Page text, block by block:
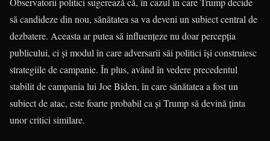
să candideze din nou, sănătatea sa va deveni un subiect central de
dezbatere. Aceasta ar putea să influențeze nu doar percepția
publicului, ci și modul în care adversarii săi politici își construiesc
strategiile de campanie. În plus, având în vedere precedentul
stabilit de campania lui Joe Biden, în care sănătatea a fost un
subiect de atac, este foarte probabil ca și Trump să devină ținta
unor critici similare.